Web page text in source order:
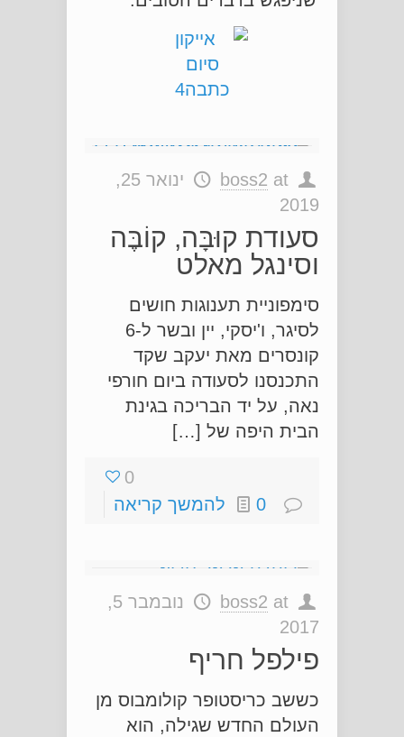
boss2 at
ינואר 25,
2019
סעודת קוּבָּה, קוֹבֶּה
וסינגל מאלט
סימפוניית תענוגות חושים
לסיגר, ו'יסקי, יין ובשר ל-6
קונסרים מאת יעקב שקד
התכנסנו לסעודה ביום חורפי
נאה, על יד הבריכה בגינת
הבית היפה של […]
0
0
להמשך קריאה
boss2 at
נובמבר 5,
2017
פילפל חריף
כששב כריסטופר קולומבוס מן
העולם החדש שגילה, הוא